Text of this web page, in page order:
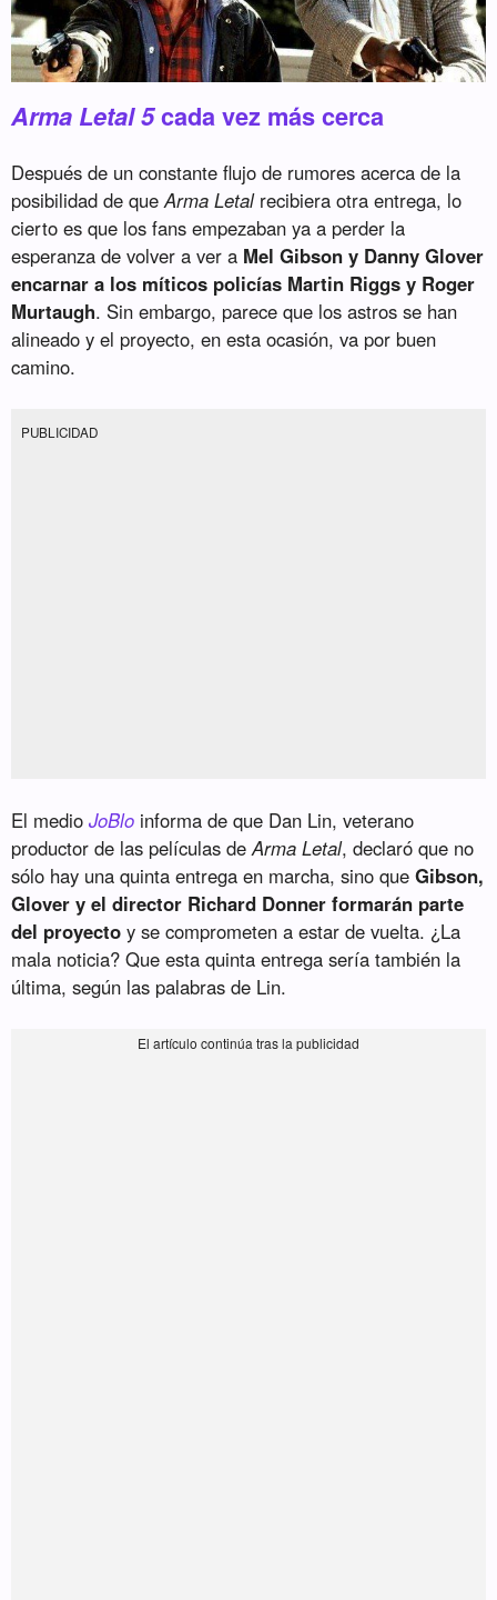
Arma Letal 5cada vez más cerca
Después de un constante flujo de rumores acerca de la
posibilidad de queArma Letalrecibiera otra entrega, lo
cierto es que los fans empezaban ya a perder la
esperanza de volver a ver a Mel Gibson y Danny Glover
encarnar a los míticos policías Martin Riggs y Roger
Murtaugh. Sin embargo, parece que los astros se han
alineado y el proyecto, en esta ocasión, va por buen
camino.
PUBLICIDAD
El medioJoBlo informa de que Dan Lin, veterano
productor de las películas deArma Letal, declaró que no
sólo hay una quinta entrega en marcha, sino que Gibson,
Glover y el director Richard Donner formarán parte
del proyecto y se comprometen a estar de vuelta. ¿La
mala noticia? Que esta quinta entrega sería también la
última, según las palabras de Lin.